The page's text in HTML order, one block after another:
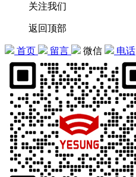
关注我们
返回顶部
首页 留言 微信 电话